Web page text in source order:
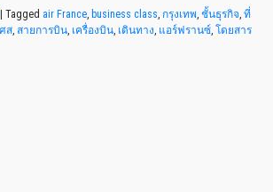
Tagged air France, business class, กรุงเทพ, ชั้นธุรกิจ, ที่
ส, สายการบิน, เครื่องบิน, เดินทาง, แอร์ฟรานซ์, โดยสาร